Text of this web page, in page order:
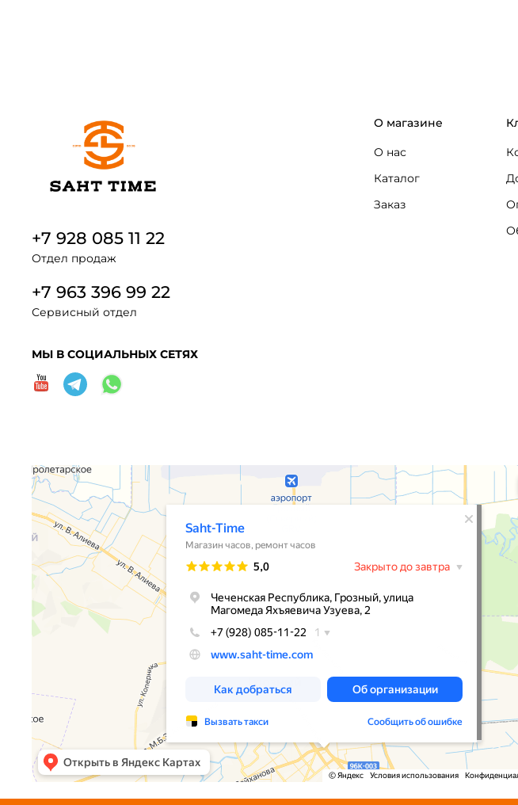
О магазине
О нас
Каталог
Заказ
+7 928 085 11 22
Отдел продаж
+7 963 396 99 22
Сервисный отдел
МЫ В СОЦИАЛЬНЫХ СЕТЯХ